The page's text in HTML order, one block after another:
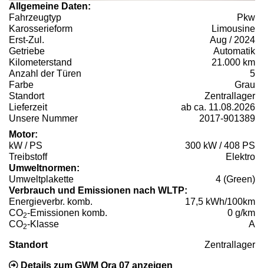
Allgemeine Daten:
Fahrzeugtyp
Pkw
Karosserieform
Limousine
Erst-Zul.
Aug / 2024
Getriebe
Automatik
Kilometerstand
21.000 km
Anzahl der Türen
5
Farbe
Grau
Standort
Zentrallager
Lieferzeit
ab ca. 11.08.2026
Unsere Nummer
2017-901389
Motor:
kW / PS
300 kW / 408 PS
Treibstoff
Elektro
Umweltnormen:
Umweltplakette
4 (Green)
Verbrauch und Emissionen nach WLTP:
Energieverbr. komb.
17,5 kWh/100km
CO2-Emissionen komb.
0 g/km
CO2-Klasse A
Standort Zentrallager
Details zum GWM Ora 07 anzeigen